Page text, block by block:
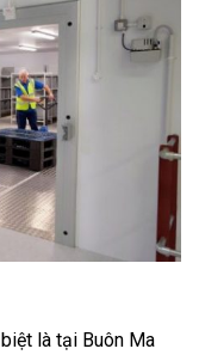
là tại Buôn Ma